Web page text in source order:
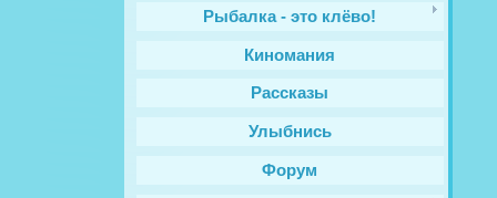
Рыбалка - это клёво!
Киномания
Рассказы
Улыбнись
Форум